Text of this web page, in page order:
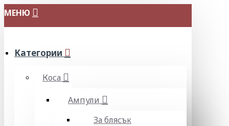
МЕНЮ
Категории
Коса
Ампули
За блясък